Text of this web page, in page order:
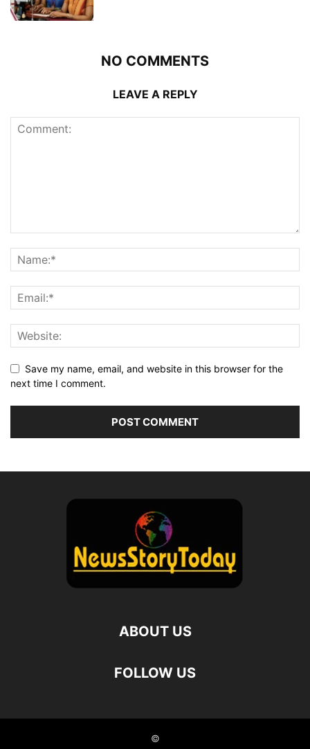
NO COMMENTS
LEAVE A REPLY
Save my name, email, and website in this browser for the
next time I comment.
ABOUT US
FOLLOW US
©